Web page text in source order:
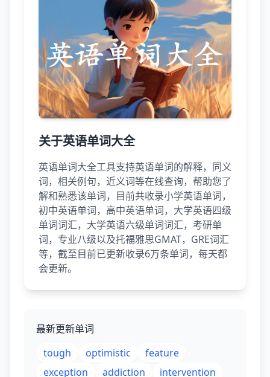
关于英语单词大全
英语单词大全工具支持英语单词的解释，同义
词，相关例句，近义词等在线查询，帮助您了
解和熟悉该单词，目前共收录小学英语单词，
初中英语单词，高中英语单词，大学英语四级
单词词汇，大学英语六级单词词汇，考研单
词，专业八级以及托福雅思GMAT，GRE词汇
等，截至目前已更新收录6万条单词，每天都
会更新。
最新更新单词
tough
optimistic
feature
exception
addiction intervention